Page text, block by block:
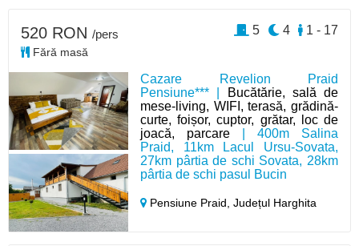
Cazare Revelion Praid
Pensiune*** |
Bucătărie, sală de
mese-living, WIFI, terasă, grădină-
curte, foișor, cuptor, grătar, loc de
joacă, parcare | 400m Salina
Praid, 11km Lacul Ursu-Sovata,
27km pârtia de schi Sovata, 28km
pârtia de schi pasul Bucin
Pensiune Praid,Județul Harghita
520 RON /pers
Fără masă
1 - 17
4
5